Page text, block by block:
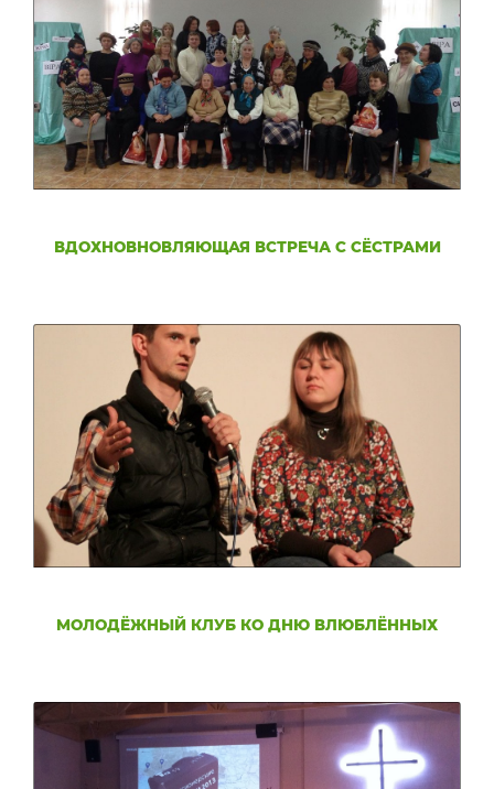
ВДОХНОВНОВЛЯЮЩАЯ ВСТРЕЧА С СЁСТРАМИ
МОЛОДЁЖНЫЙ КЛУБ КО ДНЮ ВЛЮБЛЁННЫХ